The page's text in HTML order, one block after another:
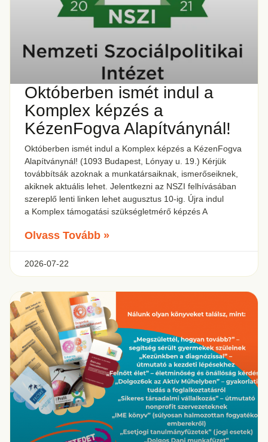
Októberben ismét indul a
Komplex képzés a
KézenFogva Alapítványnál!
Októberben ismét indul a Komplex képzés a KézenFogva
Alapítványnál! (1093 Budapest, Lónyay u. 19.) Kérjük
továbbítsák azoknak a munkatársaiknak, ismerőseiknek,
akiknek aktuális lehet. Jelentkezni az NSZI felhívásában
szereplő lenti linken lehet augusztus 10-ig. Újra indul
a Komplex támogatási szükségletmérő képzés A
Olvass Tovább »
2026-07-22